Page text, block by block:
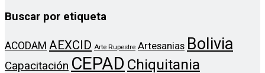
Buscar por etiqueta
ACODAM AEXCID Arte Rupestre Artesanias Bolivia
Capacitación CEPAD Chiquitania